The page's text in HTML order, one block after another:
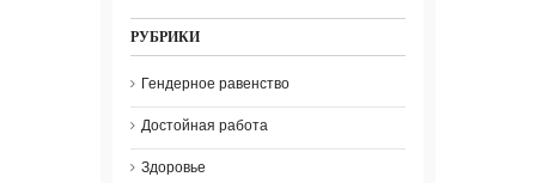
РУБРИКИ
Гендерное равенство
Достойная работа
Здоровье